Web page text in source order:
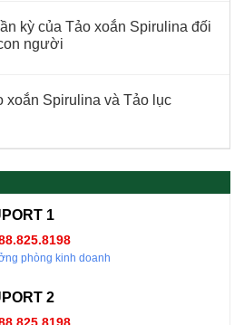
kỳ của Tảo xoắn Spirulina đối
người
xoắn Spirulina và Tảo lục
1
phòng kinh doanh
2